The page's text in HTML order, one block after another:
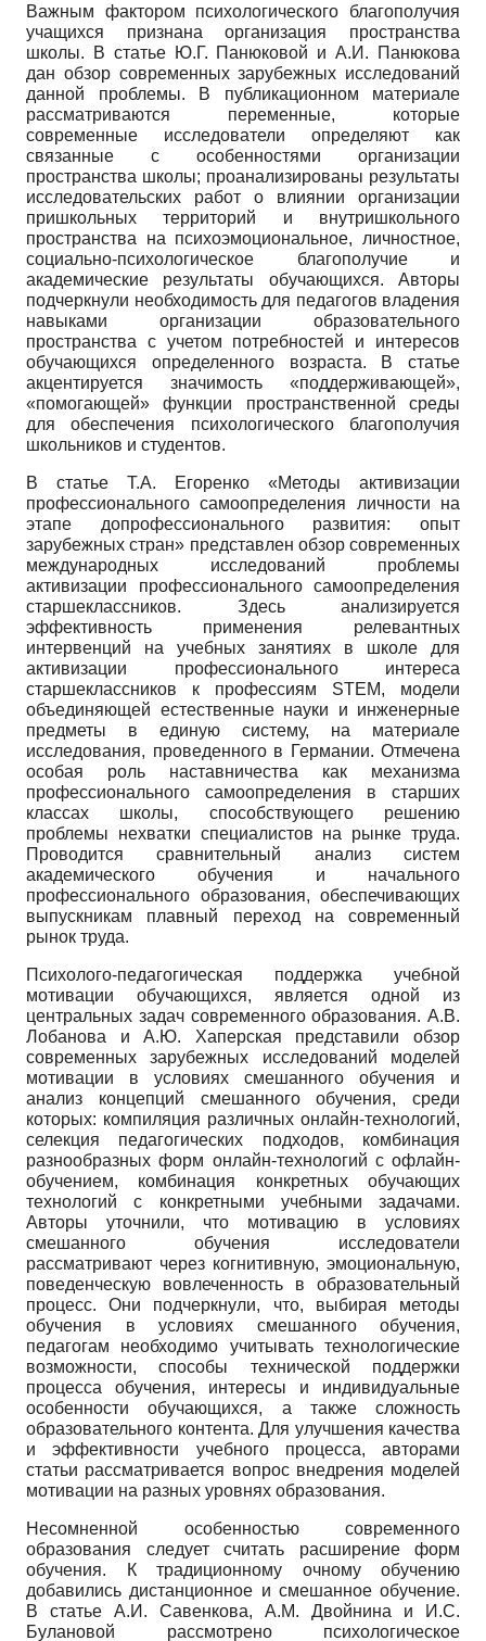
Важным фактором психологического благополучия
учащихся признана организация пространства
школы. В статье Ю.Г. Панюковой и А.И. Панюкова
дан обзор современных зарубежных исследований
данной проблемы. В публикационном материале
рассматриваются переменные, которые
современные исследователи определяют как
связанные с особенностями организации
пространства школы; проанализированы результаты
исследовательских работ о влиянии организации
пришкольных территорий и внутришкольного
пространства на психоэмоциональное, личностное,
социально-психологическое благополучие и
академические результаты обучающихся. Авторы
подчеркнули необходимость для педагогов владения
навыками организации образовательного
пространства с учетом потребностей и интересов
обучающихся определенного возраста. В статье
акцентируется значимость «поддерживающей»,
«помогающей» функции пространственной среды
для обеспечения психологического благополучия
школьников и студентов.
В статье Т.А. Егоренко «Методы активизации
профессионального самоопределения личности на
этапе допрофессионального развития: опыт
зарубежных стран» представлен обзор современных
международных исследований проблемы
активизации профессионального самоопределения
старшеклассников. Здесь анализируется
эффективность применения релевантных
интервенций на учебных занятиях в школе для
активизации профессионального интереса
старшеклассников к профессиям STEM, модели
объединяющей естественные науки и инженерные
предметы в единую систему, на материале
исследования, проведенного в Германии. Отмечена
особая роль наставничества как механизма
профессионального самоопределения в старших
классах школы, способствующего решению
проблемы нехватки специалистов на рынке труда.
Проводится сравнительный анализ систем
академического обучения и начального
профессионального образования, обеспечивающих
выпускникам плавный переход на современный
рынок труда.
Психолого-педагогическая поддержка учебной
мотивации обучающихся, является одной из
центральных задач современного образования. А.В.
Лобанова и А.Ю. Хаперская представили обзор
современных зарубежных исследований моделей
мотивации в условиях смешанного обучения и
анализ концепций смешанного обучения, среди
которых: компиляция различных онлайн-технологий,
селекция педагогических подходов, комбинация
разнообразных форм онлайн-технологий с офлайн-
обучением, комбинация конкретных обучающих
технологий с конкретными учебными задачами.
Авторы уточнили, что мотивацию в условиях
смешанного обучения исследователи
рассматривают через когнитивную, эмоциональную,
поведенческую вовлеченность в образовательный
процесс. Они подчеркнули, что, выбирая методы
обучения в условиях смешанного обучения,
педагогам необходимо учитывать технологические
возможности, способы технической поддержки
процесса обучения, интересы и индивидуальные
особенности обучающихся, а также сложность
образовательного контента. Для улучшения качества
и эффективности учебного процесса, авторами
статьи рассматривается вопрос внедрения моделей
мотивации на разных уровнях образования.
Несомненной особенностью современного
образования следует считать расширение форм
обучения. К традиционному очному обучению
добавились дистанционное и смешанное обучение.
В статье А.И. Савенкова, А.М. Двойнина и И.С.
Булановой рассмотрено психологическое